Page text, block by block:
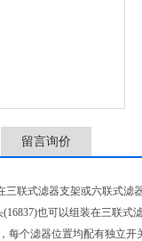
留言询价
联式滤器支架或六联式滤器支
(16837)也可以组装在三联式
个滤器位置均配有独立开关